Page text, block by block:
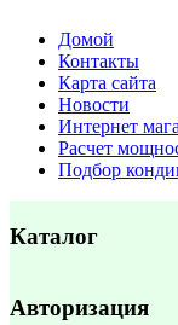
Домой
Контакты
Карта сайта
Новости
Интернет
Расчет
Подбор
Каталог
Авторизация